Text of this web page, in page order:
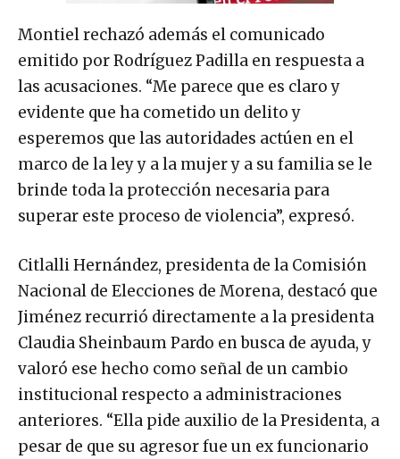
Montiel rechazó además el comunicado
emitido por Rodríguez Padilla en respuesta a
las acusaciones. “Me parece que es claro y
evidente que ha cometido un delito y
esperemos que las autoridades actúen en el
marco de la ley y a la mujer y a su familia se le
brinde toda la protección necesaria para
superar este proceso de violencia”, expresó.
Citlalli Hernández, presidenta de la Comisión
Nacional de Elecciones de Morena, destacó que
Jiménez recurrió directamente a la presidenta
Claudia Sheinbaum Pardo en busca de ayuda, y
valoró ese hecho como señal de un cambio
institucional respecto a administraciones
anteriores. “Ella pide auxilio de la Presidenta, a
pesar de que su agresor fue un ex funcionario